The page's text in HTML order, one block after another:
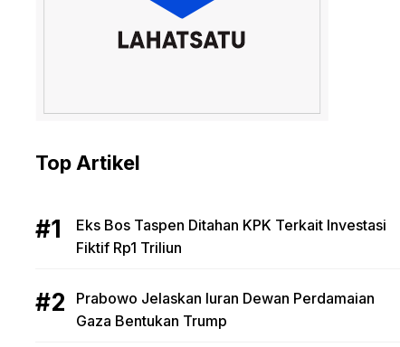
Top Artikel
Eks Bos Taspen Ditahan KPK Terkait Investasi
Fiktif Rp1 Triliun
Prabowo Jelaskan Iuran Dewan Perdamaian
Gaza Bentukan Trump